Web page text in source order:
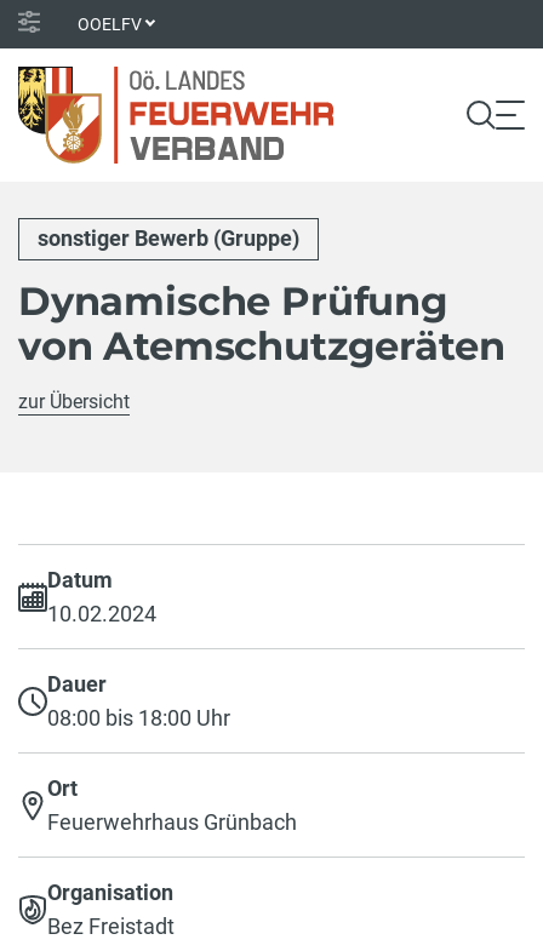
OOELFV
sonstiger Bewerb (Gruppe)
Dynamische Prüfung
von Atemschutzgeräten
zur Übersicht
Datum
10.02.2024
Dauer
08:00 bis 18:00 Uhr
Ort
Feuerwehrhaus Grünbach
Organisation
Bez Freistadt